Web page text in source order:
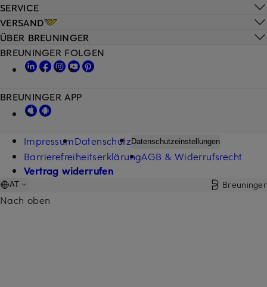
SERVICE
VERSAND
ÜBER BREUNINGER
BREUNINGER FOLGEN
BREUNINGER APP
ImpressumDatenschutz Datenschutzeinstellungen
BarrierefreiheitserklärungAGB & Widerrufsrecht
Vertrag widerrufen
AT Breuninger
Nach oben